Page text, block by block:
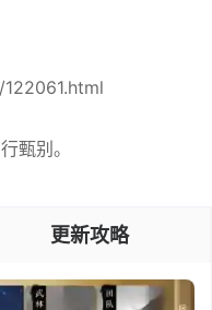
甄别。
更新攻略